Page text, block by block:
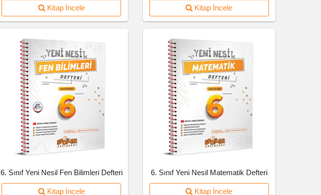
Kitap İncele Kitap İncele
6. Sınıf Yeni Nesil Fen Bilimleri Defteri
Kitap İncele
6. Sınıf Yeni Nesil Matematik Defteri
Kitap İncele